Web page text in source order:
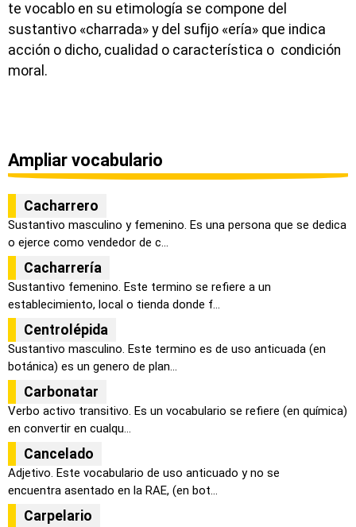
te vocablo en su etimología se compone del
sustantivo «charrada» y del sufijo «ería» que indica
acción o dicho, cualidad o característica o condición
moral.
Ampliar vocabulario
Cacharrero
Sustantivo masculino y femenino. Es una persona que se dedica
o ejerce como vendedor de c...
Cacharrería
Sustantivo femenino. Este termino se refiere a un
establecimiento, local o tienda donde f...
Centrolépida
Sustantivo masculino. Este termino es de uso anticuada (en
botánica) es un genero de plan...
Carbonatar
Verbo activo transitivo. Es un vocabulario se refiere (en química)
en convertir en cualqu...
Cancelado
Adjetivo. Este vocabulario de uso anticuado y no se
encuentra asentado en la RAE, (en bot...
Carpelario